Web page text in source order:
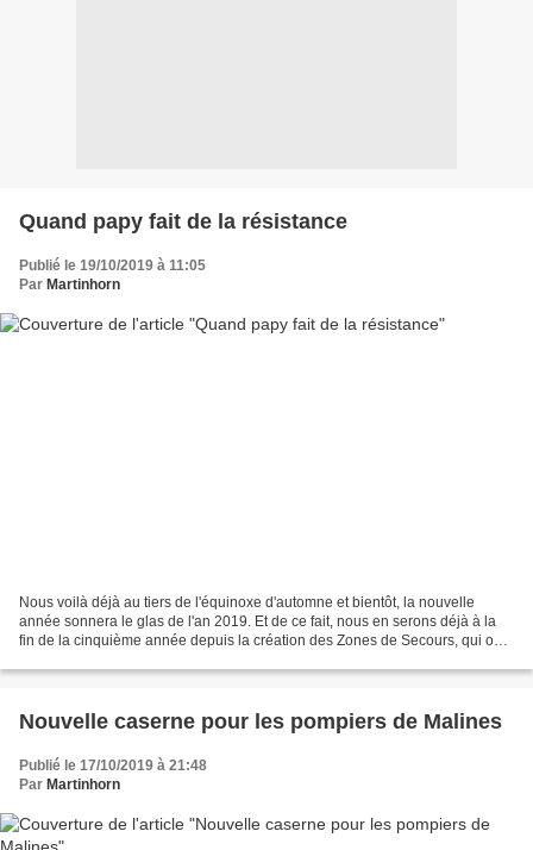
Quand papy fait de la résistance
Publié le 19/10/2019 à 11:05
Par Martinhorn
Nous voilà déjà au tiers de l'équinoxe d'automne et bientôt, la nouvelle
année sonnera le glas de l'an 2019. Et de ce fait, nous en serons déjà à la
fin de la cinquième année depuis la création des Zones de Secours, qui ont
Nouvelle caserne pour les pompiers de Malines
Publié le 17/10/2019 à 21:48
Par Martinhorn